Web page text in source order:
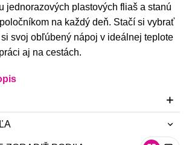
jednorazových plastových fliaš a stanú
na každý deň. Stačí si vybrať
svoj obľúbený nápoj v ideálnej teplote
aj na cestách.